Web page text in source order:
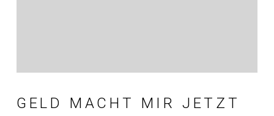
GELD MACHT MIR JETZT